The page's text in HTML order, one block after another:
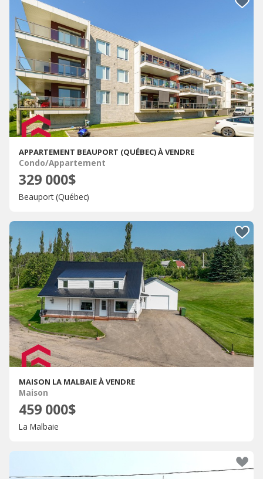
APPARTEMENT BEAUPORT (QUÉBEC) À VENDRE
Condo/Appartement
329 000$
Beauport (Québec)
MAISON LA MALBAIE À VENDRE
Maison
459 000$
La Malbaie